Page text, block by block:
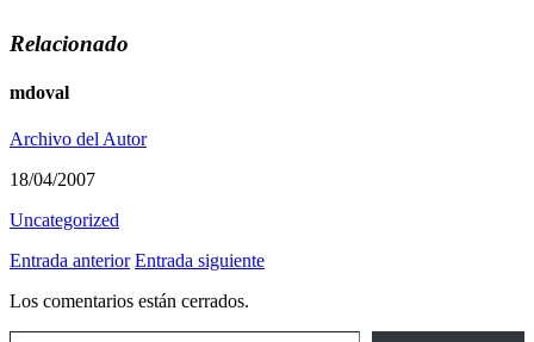
Relacionado
mdoval
Archivo del Autor
18/04/2007
Uncategorized
Entrada anterior Entrada siguiente
Los comentarios están cerrados.
Escribe tu correo electrónico…